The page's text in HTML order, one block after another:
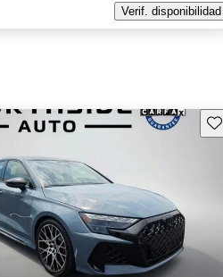
Verif. disponibilidad